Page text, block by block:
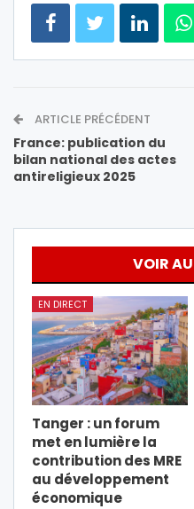
ARTICLE PRÉCÉDENT
France: publication du
bilan national des actes
antireligieux 2025
VOIR
EN DIRECT
Tanger : un forum
met en lumière la
contribution des MRE
au développement
économique